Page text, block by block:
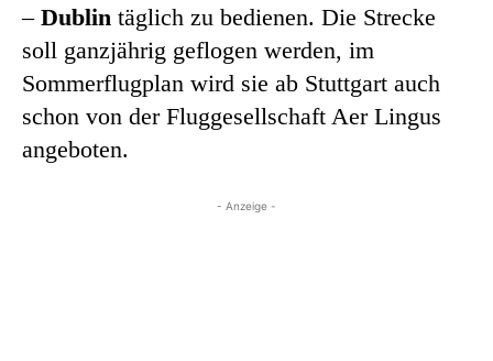
– Dublin täglich zu bedienen. Die Strecke
soll ganzjährig geflogen werden, im
Sommerflugplan wird sie ab Stuttgart auch
schon von der Fluggesellschaft Aer Lingus
angeboten.
- Anzeige -